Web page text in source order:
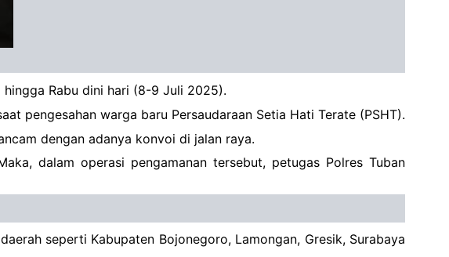
hingga Rabu dini hari (8-9 Juli 2025).
pengesahan warga baru Persaudaraan Setia Hati Terate (PSHT).
dengan adanya konvoi di jalan raya.
dalam operasi pengamanan tersebut, petugas Polres Tuban
seperti Kabupaten Bojonegoro, Lamongan, Gresik, Surabaya